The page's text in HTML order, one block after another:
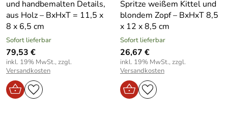
und handbemalten Details,
aus Holz – BxHxT = 11,5 x
8 x 6,5 cm
Sofort lieferbar
79,53 €
inkl. 19% MwSt., zzgl.
Versandkosten
Spritze weißem Kittel und
blondem Zopf – BxHxT 8,5
x 12 x 8,5 cm
Sofort lieferbar
26,67 €
inkl. 19% MwSt., zzgl.
Versandkosten